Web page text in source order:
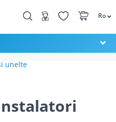
Ro
unelte